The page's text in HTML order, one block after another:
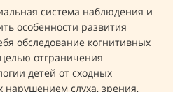
система наблюдения и
особенности развития
обследование когнитивных
отграничения
детей от сходных
нарушением слуха, зрения,